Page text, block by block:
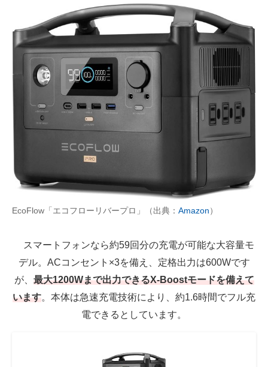
EcoFlow「エコフローリバープロ」（出典： Amazon）
スマートフォンなら約59回分の充電が可能な大容量モ
デル。ACコンセント×3を備え、定格出力は600Wです
が、 最大1200Wまで出力できるX-Boostモードを備えて
います。本体は急速充電技術により、約1.6時間でフル充
電できるとしています。